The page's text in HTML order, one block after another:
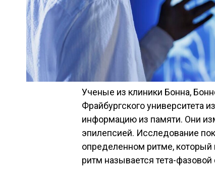
Ученые из клиники Бонна,
Фрайбургского университета
информацию из памяти. Они
эпилепсией. Исследование
определенном ритме,
ритм называется тета-